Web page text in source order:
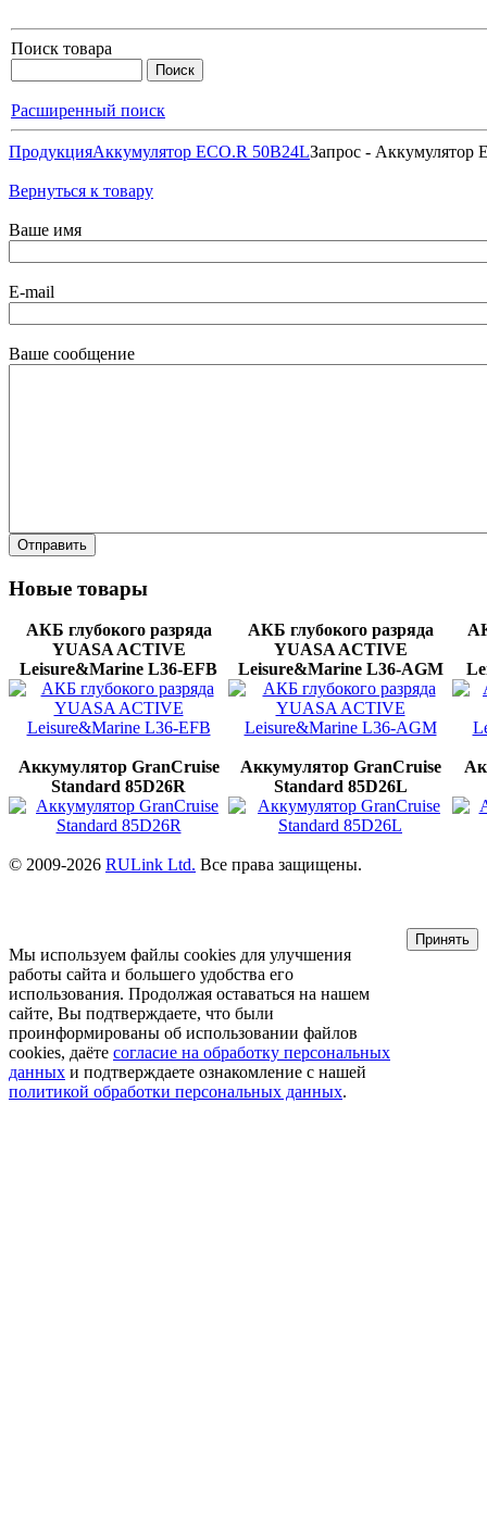
Поиск товара
Расширенный поиск
ПродукцияАккумулятор ECO.R 50B24LЗапрос - Аккумулятор
Вернуться к товару
Ваше имя
E-mail
Ваше сообщение
Новые товары
АКБ глубокого разряда
YUASA ACTIVE
Leisure&Marine L36-EFB
АКБ глубокого разряда
YUASA ACTIVE
Leisure&Marine L36-AGМ
Аккумулятор GranCruise
Standard 85D26R
Аккумулятор GranCruise
Standard 85D26L
© 2009-2026 RULink Ltd. Все права защищены.
Мы используем файлы cookies для улучшения
работы сайта и большего удобства его
использования. Продолжая оставаться на нашем
сайте, Вы подтверждаете, что были
проинформированы об использовании файлов
cookies, даёте согласие на обработку персональных
данных и подтверждаете ознакомление с нашей
политикой обработки персональных данных.
Принять